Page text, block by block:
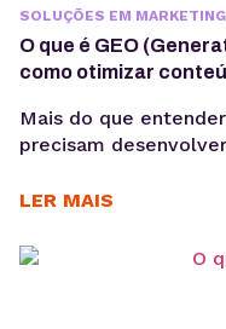
SOLUÇÕES EM MARKETING
O que é GEO
como otimizar
Mais do que
precisam
intenção,
sem comprometer a
LER MAIS